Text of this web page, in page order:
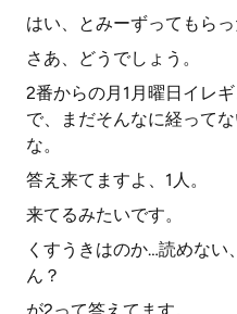
はい、とみーずってもらっ
さあ、どうでしょう。
2番からの月1月曜日イレ
で、まだそんなに経って
な。
答え来てますよ、1人。
来てるみたいです。
くすうきはのか…読めない
ん？